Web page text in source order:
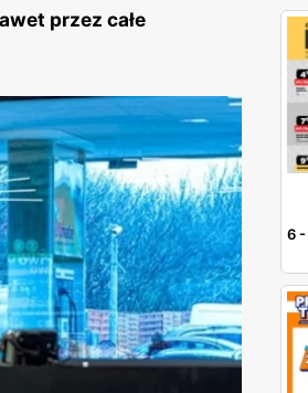
przez całe
6-